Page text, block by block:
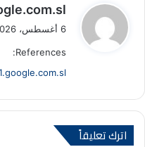
ي
ق
ل
6 أغسطس، 2026 الساعة 6:32 ص
References:
اترك تعليقاً